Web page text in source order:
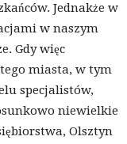
Jednakże w
w naszym
Gdy więc
miasta, w tym
specjalistów,
niewielkie
Olsztyn